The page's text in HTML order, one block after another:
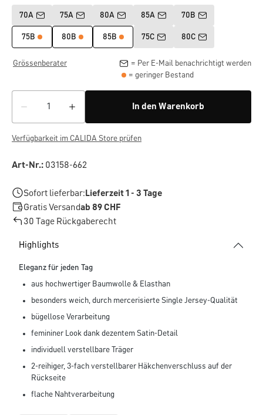
70A 75A 80A 85A 70B
75B 80B 85B 75C 80C
Grössenberater
= Per E-Mail benachrichtigt werden
= geringer Bestand
In den Warenkorb
Verfügbarkeit im CALIDA Store prüfen
Art-Nr.: 03158-662
Sofort lieferbar:Lieferzeit 1 - 3 Tage
Gratis Versandab 89 CHF
30 Tage Rückgaberecht
Highlights
Eleganz für jeden Tag
aus hochwertiger Baumwolle & Elasthan
besonders weich, durch mercerisierte Single Jersey-Qualität
bügellose Verarbeitung
femininer Look dank dezentem Satin-Detail
individuell verstellbare Träger
2-reihiger, 3-fach verstellbarer Häkchenverschluss auf der
Rückseite
flache Nahtverarbeitung